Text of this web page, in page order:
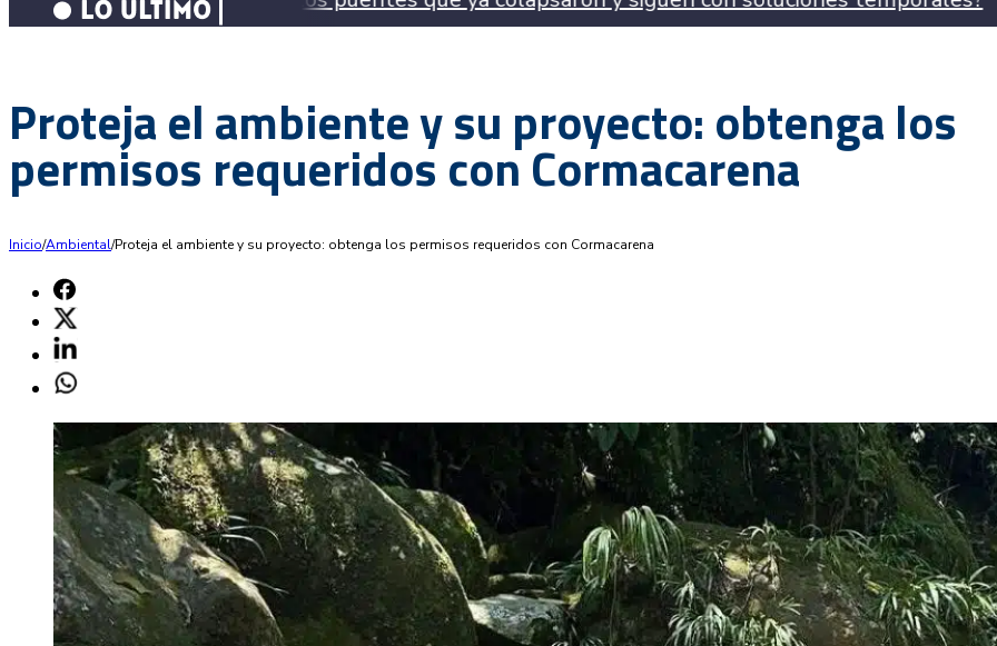
Proteja el ambiente y su proyecto: obtenga los
permisos requeridos con Cormacarena
Inicio/Ambiental/Proteja el ambiente y su proyecto: obtenga los permisos requeridos con Cormacarena